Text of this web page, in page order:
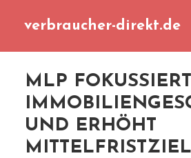
verbraucher-direkt.de
MLP FOKUSSIERT
UND ERHÖHT